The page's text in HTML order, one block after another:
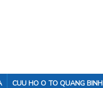
CUU HO O TO QUANG BINH